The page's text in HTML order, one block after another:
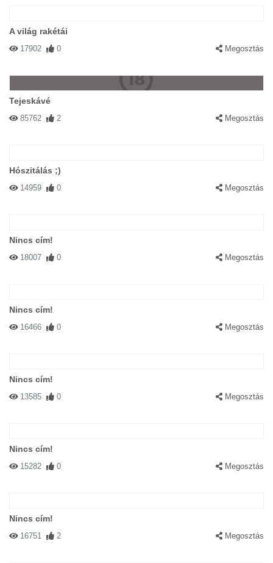
A világ rakétái
17902 0 Megosztás
Tejeskávé
85762 2 Megosztás
Hószitálás ;)
14959 0 Megosztás
Nincs cím!
18007 0 Megosztás
Nincs cím!
16466 0 Megosztás
Nincs cím!
13585 0 Megosztás
Nincs cím!
15282 0 Megosztás
Nincs cím!
16751 2 Megosztás